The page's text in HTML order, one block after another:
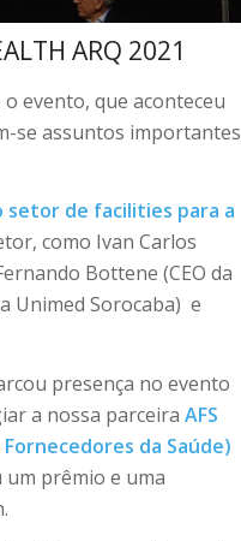
ARQ 2021
evento, que aconteceu
se assuntos importantes
setor de facilities para a
como Ivan Carlos
Bottene (CEO da
Unimed Sorocaba) e
presença no evento
a nossa parceiraAFS
Fornecedores da Saúde)
um prêmio e uma